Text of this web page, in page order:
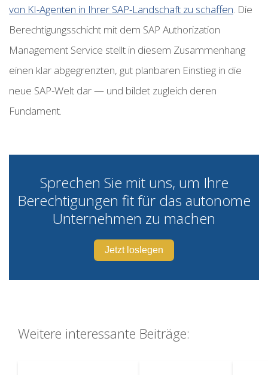
von KI-Agenten in Ihrer SAP-Landschaft zu schaffen. Die
Berechtigungsschicht mit dem SAP Authorization
Management Service stellt in diesem Zusammenhang
einen klar abgegrenzten, gut planbaren Einstieg in die
neue SAP-Welt dar — und bildet zugleich deren
Fundament.
Sprechen Sie mit uns, um Ihre
Berechtigungen fit für das autonome
Unternehmen zu machen
Jetzt loslegen
Weitere interessante Beiträge: